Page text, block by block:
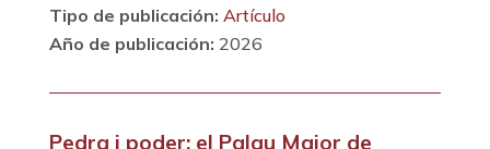
Tipo de publicación: Artículo
Año de publicación: 2026
Pedra i poder: el Palau Major de